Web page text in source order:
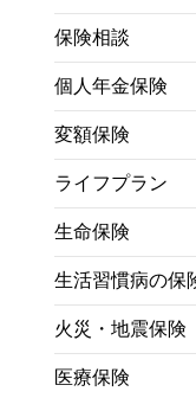
保険相談
個人年金保険
変額保険
ライフプラン
生命保険
生活習慣病の保
火災・地震保険
医療保険